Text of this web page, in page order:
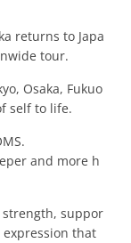
returns to Japa
tour.
Osaka, Fukuo
self to life.
and more h
strength, suppor
expression that